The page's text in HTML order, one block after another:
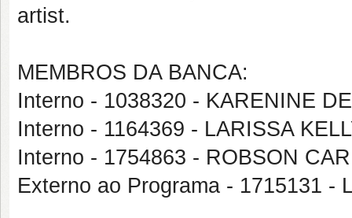
artist.
MEMBROS DA BANCA:
Interno - 1038320 - KARENINE
Interno - 1164369 - LARISSA
Interno - 1754863 - ROBSON
Externo ao Programa - 1715131 -